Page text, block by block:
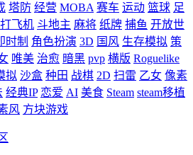
塔防 经营 MOBA 赛车 运动 篮球 足
打飞机 斗地主 麻将 纸牌 捕鱼 开放世
时制 角色扮演 3D 国风 生存模拟 策
唯美 治愈 暗黑 pvp 横版 Roguelike
拟 沙盒 种田 战棋 2D 扫雷 乙女 像素
经典IP 恋爱 AI 美食 Steam steam移植
风 方块游戏